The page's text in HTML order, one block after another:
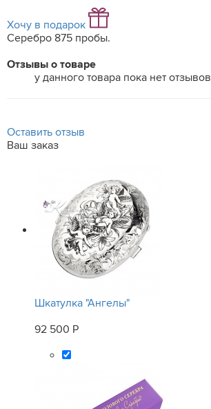
Хочу в подарок
Серебро 875 пробы.
Отзывы о товаре
у данного товара пока нет отзывов
Оставить отзыв
Ваш заказ
Шкатулка "Ангелы"
92 500 Р